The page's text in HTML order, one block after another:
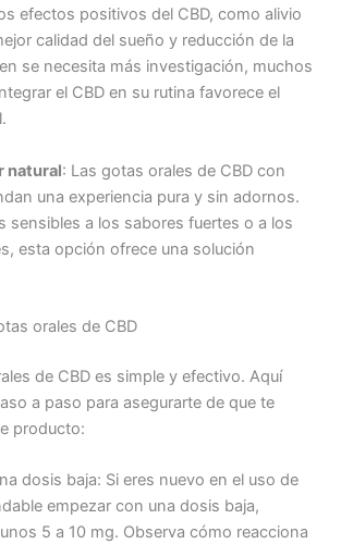
efectos positivos del CBD, como alivio
calidad del sueño y reducción de la
se necesita más investigación, muchos
el CBD en su rutina favorece el
natural: Las gotas orales de CBD con
una experiencia pura y sin adornos.
sensibles a los sabores fuertes o a los
esta opción ofrece una solución
orales de CBD
de CBD es simple y efectivo. Aquí
a paso para asegurarte de que te
producto:
dosis baja: Si eres nuevo en el uso de
empezar con una dosis baja,
5 a 10 mg. Observa cómo reacciona